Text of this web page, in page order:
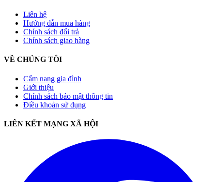
Liên hệ
Hướng dẫn mua hàng
Chính sách đổi trả
Chính sách giao hàng
VỀ CHÚNG TÔI
Cẩm nang gia đình
Giới thiệu
Chính sách bảo mật thông tin
Điều khoản sử dụng
LIÊN KẾT MẠNG XÃ HỘI